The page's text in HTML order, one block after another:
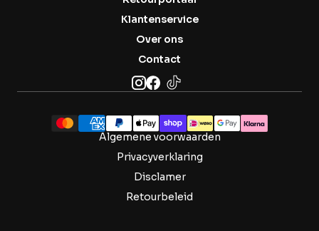
Klantenservice
Over ons
Contact
Algemene voorwaarden
Privacyverklaring
Disclamer
Retourbeleid